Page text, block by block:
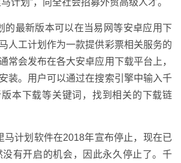
的最新版本可以在当易网等安卓应用下
人工计划作为一款提供彩票相关服务的
常会发布在各大安卓应用下载平台上，
装。用户可以通过在搜索引擎中输入千
本下载等关键词，找到相关的下载链
马计划软件在2018年宣布停止，现在已
有开启的机会，因此永久停止了。千